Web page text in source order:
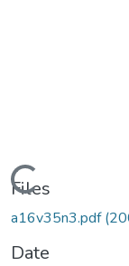
Loading...
Files
a16v35n3.pdf
Date